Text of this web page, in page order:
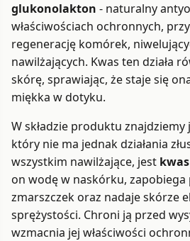
glukonolakton - naturalny
właściwościach ochronnych,
regenerację komórek,
nawilżających. Kwas ten działa
skórę, sprawiając, że staje się
miękka w dotyku.
W składzie produktu znajdziemy
który nie ma jednak działania
wszystkim nawilżające, jest
on wodę w naskórku,
zmarszczek oraz nadaje skórze
sprężystości. Chroni ją przed
wzmacnia jej właściwości